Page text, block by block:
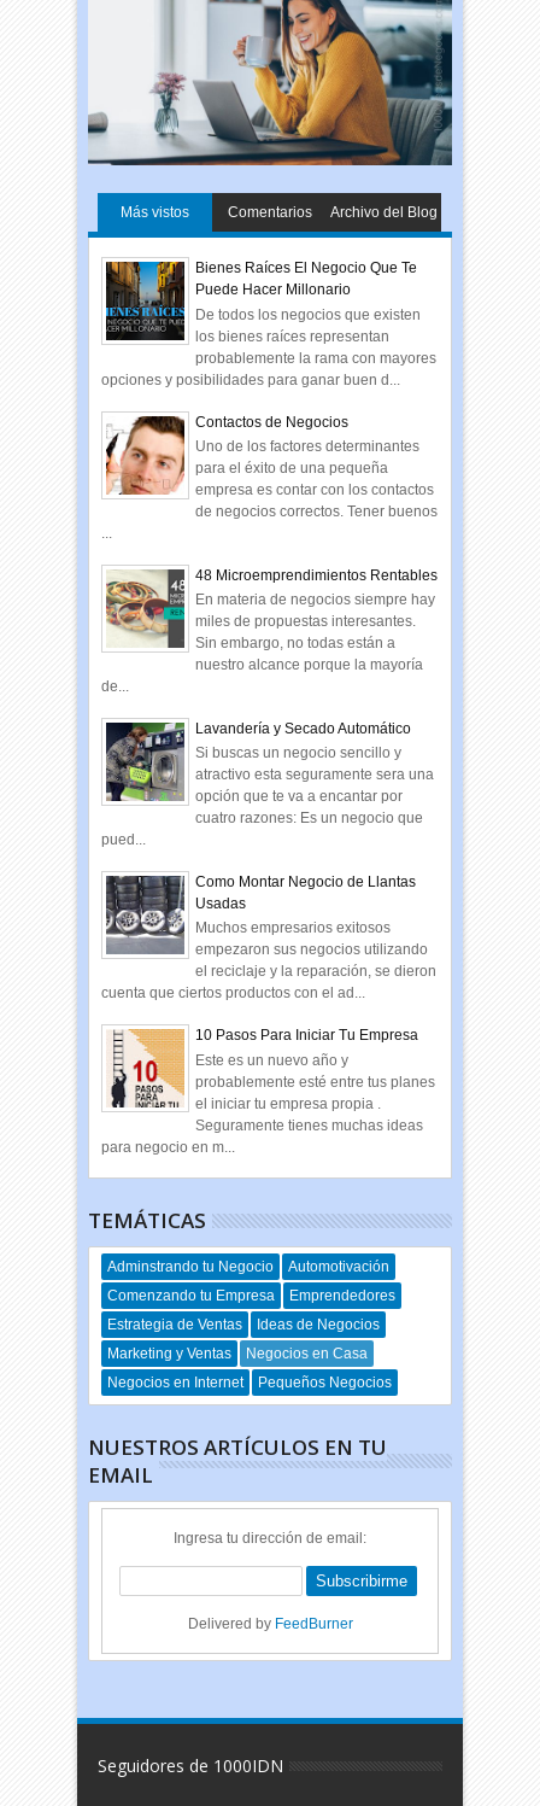
Más vistos Comentarios Archivo del Blog
Bienes Raíces El Negocio Que Te
Puede Hacer Millonario
De todos los negocios que existen
los bienes raíces representan
probablemente la rama con mayores
opciones y posibilidades para ganar buen d...
Contactos de Negocios
Uno de los factores determinantes
para el éxito de una pequeña
empresa es contar con los contactos
de negocios correctos. Tener buenos
...
48 Microemprendimientos Rentables
En materia de negocios siempre hay
miles de propuestas interesantes.
Sin embargo, no todas están a
nuestro alcance porque la mayoría
de...
Lavandería y Secado Automático
Si buscas un negocio sencillo y
atractivo esta seguramente sera una
opción que te va a encantar por
cuatro razones: Es un negocio que
pued...
Como Montar Negocio de Llantas
Usadas
Muchos empresarios exitosos
empezaron sus negocios utilizando
el reciclaje y la reparación, se dieron
cuenta que ciertos productos con el ad...
10 Pasos Para Iniciar Tu Empresa
Este es un nuevo año y
probablemente esté entre tus planes
el iniciar tu empresa propia .
Seguramente tienes muchas ideas
para negocio en m...
TEMÁTICAS
Adminstrando tu Negocio
Automotivación
Comenzando tu Empresa
Emprendedores
Estrategia de Ventas
Ideas de Negocios
Marketing y Ventas
Negocios en Casa
Negocios en Internet
Pequeños Negocios
NUESTROS ARTÍCULOS EN TU
EMAIL
Ingresa tu dirección de email:
Delivered by FeedBurner
Seguidores de 1000IDN